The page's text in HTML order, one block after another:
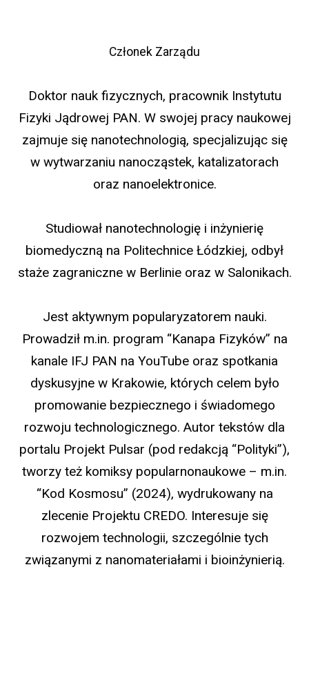
Członek Zarządu
Doktor nauk fizycznych, pracownik Instytutu
Fizyki Jądrowej PAN. W swojej pracy naukowej
zajmuje się nanotechnologią, specjalizując się
w wytwarzaniu nanocząstek, katalizatorach
oraz nanoelektronice.
Studiował nanotechnologię i inżynierię
biomedyczną na Politechnice Łódzkiej, odbył
staże zagraniczne w Berlinie oraz w Salonikach.
Jest aktywnym popularyzatorem nauki.
Prowadził m.in. program “Kanapa Fizyków” na
kanale IFJ PAN na YouTube oraz spotkania
dyskusyjne w Krakowie, których celem było
promowanie bezpiecznego i świadomego
rozwoju technologicznego. Autor tekstów dla
portalu Projekt Pulsar (pod redakcją “Polityki”),
tworzy też komiksy popularnonaukowe – m.in.
“Kod Kosmosu” (2024), wydrukowany na
zlecenie Projektu CREDO. Interesuje się
rozwojem technologii, szczególnie tych
związanymi z nanomateriałami i bioinżynierią.